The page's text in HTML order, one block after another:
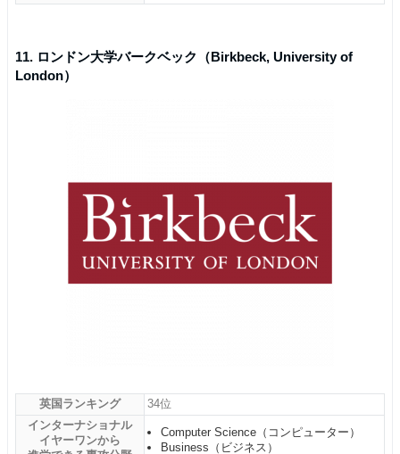
11. ロンドン大学バークベック（Birkbeck, University of
London）
英国ランキング
34位
インターナショナル
イヤーワンから
Computer Science（コンピューター）
Business（ビジネス）